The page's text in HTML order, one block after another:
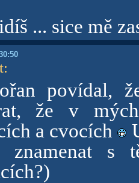
... sice mě
:
povídal,
že v
a cvocích
znamenat s